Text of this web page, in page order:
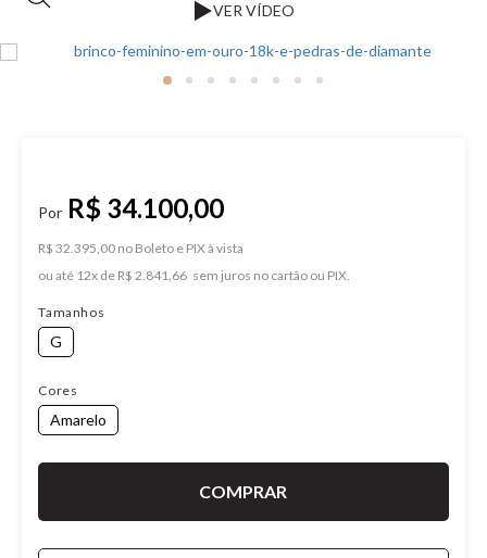
VER VÍDEO
R$ 34.100,00
R$ 32.395,00 no Boleto e PIX
ou
12x de R$ 2.841,66
Tamanhos
G
Cores
Amarelo